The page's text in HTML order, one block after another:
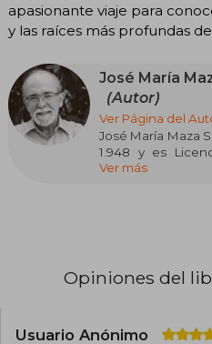
apasionante viaje para
y las raíces más profundas
José María
(Autor)
Ver Página del
José María Maza
1.948 y es
Universidad de
de Ciencias.
transformado
Ver más
Opiniones del
Usuario Anónimo